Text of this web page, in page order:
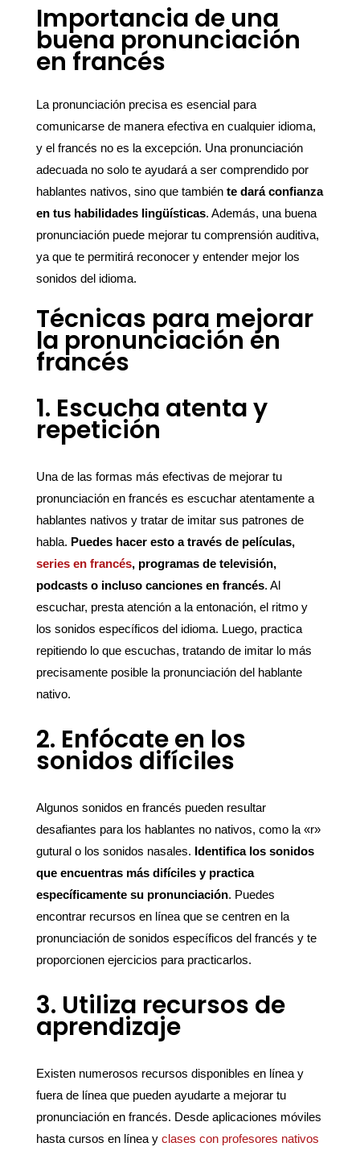
Importancia de una
buena pronunciación
en francés
La pronunciación precisa es esencial para
comunicarse de manera efectiva en cualquier idioma,
y el francés no es la excepción. Una pronunciación
adecuada no solo te ayudará a ser comprendido por
hablantes nativos, sino que también te dará confianza
en tus habilidades lingüísticas. Además, una buena
pronunciación puede mejorar tu comprensión auditiva,
ya que te permitirá reconocer y entender mejor los
sonidos del idioma.
Técnicas para mejorar
la pronunciación en
francés
1. Escucha atenta y
repetición
Una de las formas más efectivas de mejorar tu
pronunciación en francés es escuchar atentamente a
hablantes nativos y tratar de imitar sus patrones de
habla. Puedes hacer esto a través de películas,
series en francés, programas de televisión,
podcasts o incluso canciones en francés. Al
escuchar, presta atención a la entonación, el ritmo y
los sonidos específicos del idioma. Luego, practica
repitiendo lo que escuchas, tratando de imitar lo más
precisamente posible la pronunciación del hablante
nativo.
2. Enfócate en los
sonidos difíciles
Algunos sonidos en francés pueden resultar
desafiantes para los hablantes no nativos, como la «r»
gutural o los sonidos nasales. Identifica los sonidos
que encuentras más difíciles y practica
específicamente su pronunciación. Puedes
encontrar recursos en línea que se centren en la
pronunciación de sonidos específicos del francés y te
proporcionen ejercicios para practicarlos.
3. Utiliza recursos de
aprendizaje
Existen numerosos recursos disponibles en línea y
fuera de línea que pueden ayudarte a mejorar tu
pronunciación en francés. Desde aplicaciones móviles
hasta cursos en línea y clases con profesores nativos